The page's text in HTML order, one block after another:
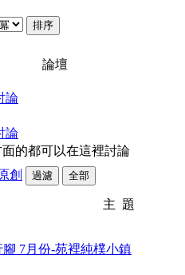
論壇
論
論
的都可以在這裡討論
創
主 題
腳 7月份-苑裡純樸小鎮